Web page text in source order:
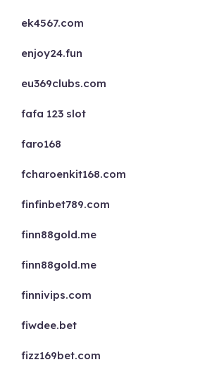
ek4567.com
enjoy24.fun
eu369clubs.com
fafa 123 slot
faro168
fcharoenkit168.com
finfinbet789.com
finn88gold.me
finn88gold.me
finnivips.com
fiwdee.bet
fizz169bet.com